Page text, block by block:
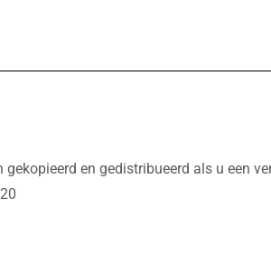
en gedistribueerd als u een